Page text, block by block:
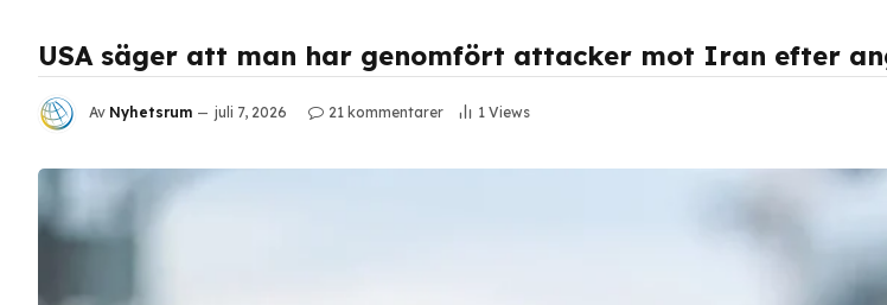
USA säger att man har genomfört attacker mot Iran efter
Av Nyhetsrum juli 7, 2026 21 kommentarer 1 Views